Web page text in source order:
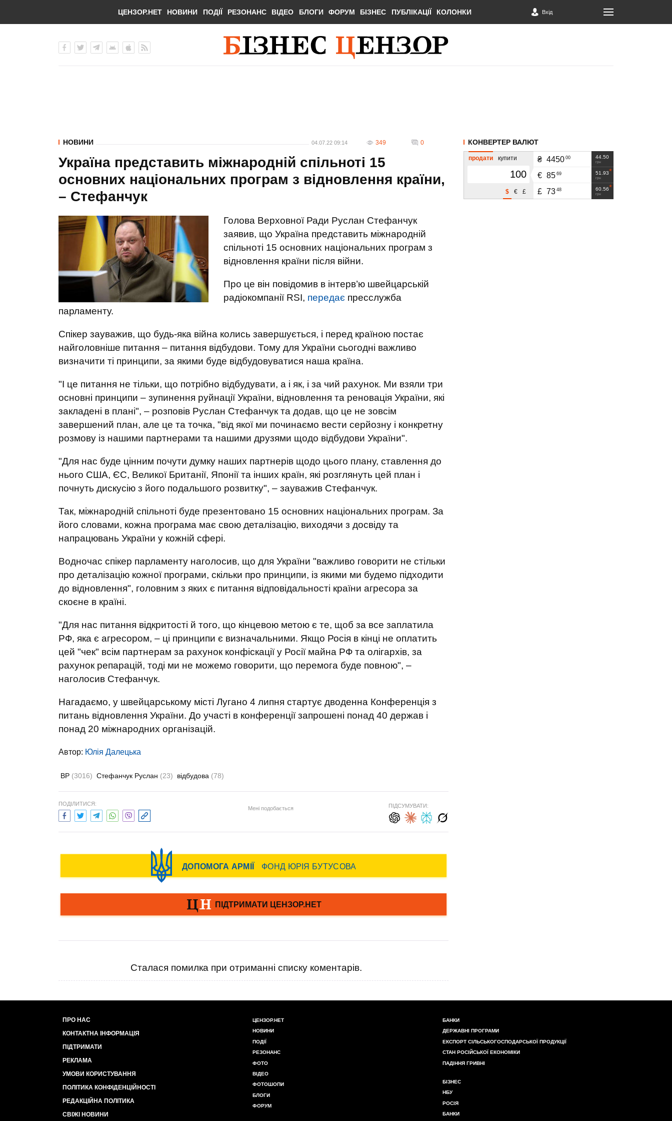
ЦЕНЗОР.НЕТ НОВИНИ ПОДІЇ РЕЗОНАНС ВІДЕО БЛОГИ ФОРУМ БІЗНЕС ПУБЛІКАЦІЇ КОЛОНКИ Вхід
НОВИНИ 04.07.22 09:14 349 0
Україна представить міжнародній спільноті 15
основних національних програм з відновлення країни,
– Стефанчук
Голова Верховної Ради Руслан Стефанчук
заявив, що Україна представить міжнародній
спільноті 15 основних національних програм з
відновлення країни після війни.
Про це він повідомив в інтерв’ю швейцарській
радіокомпанії RSI, передає пресслужба
парламенту.
Спікер зауважив, що будь-яка війна колись завершується, і перед країною постає
найголовніше питання – питання відбудови. Тому для України сьогодні важливо
визначити ті принципи, за якими буде відбудовуватися наша країна.
"І це питання не тільки, що потрібно відбудувати, а і як, і за чий рахунок. Ми взяли три
основні принципи – зупинення руйнації України, відновлення та реновація України, які
закладені в плані", – розповів Руслан Стефанчук та додав, що це не зовсім
завершений план, але це та точка, "від якої ми починаємо вести серйозну і конкретну
розмову із нашими партнерами та нашими друзями щодо відбудови України".
"Для нас буде цінним почути думку наших партнерів щодо цього плану, ставлення до
нього США, ЄС, Великої Британії, Японії та інших країн, які розглянуть цей план і
почнуть дискусію з його подальшого розвитку", – зауважив Стефанчук.
Так, міжнародній спільноті буде презентовано 15 основних національних програм. За
його словами, кожна програма має свою деталізацію, виходячи з досвіду та
напрацювань України у кожній сфері.
Водночас спікер парламенту наголосив, що для України "важливо говорити не стільки
про деталізацію кожної програми, скільки про принципи, із якими ми будемо підходити
до відновлення", головним з яких є питання відповідальності країни агресора за
скоєне в країні.
"Для нас питання відкритості й того, що кінцевою метою є те, щоб за все заплатила
РФ, яка є агресором, – ці принципи є визначальними. Якщо Росія в кінці не оплатить
цей "чек" всім партнерам за рахунок конфіскації у Росії майна РФ та олігархів, за
рахунок репарацій, тоді ми не можемо говорити, що перемога буде повною", –
наголосив Стефанчук.
Нагадаємо, у швейцарському місті Лугано 4 липня стартує дводенна Конференція з
питань відновлення України. До участі в конференції запрошені понад 40 держав і
понад 20 міжнародних організацій.
Автор: Юлiя Далецька
ВР (3016) Стефанчук Руслан (23) відбудова (78)
ПОДІЛИТИСЯ:
Мені подобається ПІДСУМУВАТИ:
Сталася помилка при отриманні списку коментарів.
КОНВЕРТЕР ВАЛЮТ
продати купити
£
€
$
44.50
грн
₴ 4450 00
51.93
грн
€ 85 69
60.56
грн
£ 73 48
ПРО НАС
КОНТАКТНА ІНФОРМАЦІЯ
ПІДТРИМАТИ
РЕКЛАМА
УМОВИ КОРИСТУВАННЯ
ПОЛІТИКА КОНФІДЕНЦІЙНОСТІ
РЕДАКЦІЙНА ПОЛІТИКА
СВІЖІ НОВИНИ
ЦЕНЗОР.НЕТ
НОВИНИ
ПОДІЇ
РЕЗОНАНС
ФОТО
ВІДЕО
ФОТОШОПИ
БЛОГИ
ФОРУМ
БАНКИ
ДЕРЖАВНІ ПРОГРАМИ
ЕКСПОРТ СІЛЬСЬКОГОСПОДАРСЬКОЇ ПРОДУКЦІЇ
СТАН РОСІЙСЬКОЇ ЕКОНОМІКИ
ПАДІННЯ ГРИВНІ
БІЗНЕС
НБУ
РОСІЯ
БАНКИ